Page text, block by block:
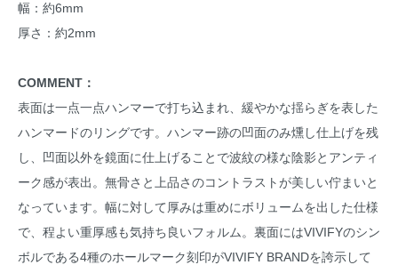
幅：約6mm
厚さ：約2mm
COMMENT：
表面は一点一点ハンマーで打ち込まれ、緩やかな揺らぎを表した
ハンマードのリングです。ハンマー跡の凹面のみ燻し仕上げを残
し、凹面以外を鏡面に仕上げることで波紋の様な陰影とアンティ
ーク感が表出。無骨さと上品さのコントラストが美しい佇まいと
なっています。幅に対して厚みは重めにボリュームを出した仕様
で、程よい重厚感も気持ち良いフォルム。裏面にはVIVIFYのシン
ボルである4種のホールマーク刻印がVIVIFY BRANDを誇示して